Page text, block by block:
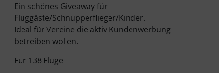
Ein schönes Giveaway für
Fluggäste/Schnupperflieger/Kin​der.
Ideal für Vereine die aktiv Kundenwerbung
betreiben wollen.
Für 138 Flüge
Warn- und Schutzfolien
Sonstiges